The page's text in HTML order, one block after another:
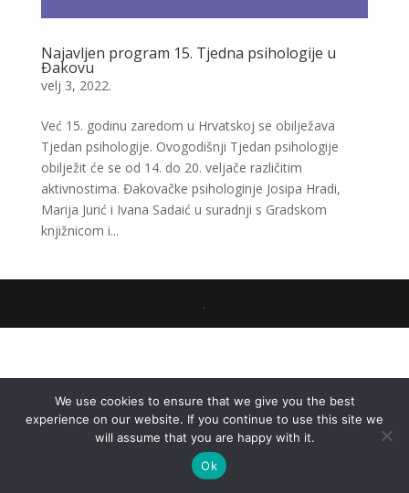
Najavljen program 15. Tjedna psihologije u
Đakovu
velj 3, 2022.
Već 15. godinu zaredom u Hrvatskoj se obilježava
Tjedan psihologije. Ovogodišnji Tjedan psihologije
obilježit će se od 14. do 20. veljače različitim
aktivnostima. Đakovačke psihologinje Josipa Hradi,
Marija Jurić i Ivana Sadaić u suradnji s Gradskom
knjižnicom i...
.
We use cookies to ensure that we give you the best
experience on our website. If you continue to use this site we
will assume that you are happy with it.
Ok